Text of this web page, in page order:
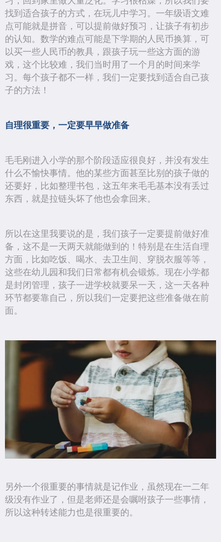
找到适合孩子的方式，在玩儿中学习。一年级语文难
点可能就是拼音，可以提前做好预习，让孩子有初步
的认知。数学的难点可能是下学期的人民币换算，可
以买一些人民币的教具，跟孩子玩一些这方面的游
戏，这个比较难，我们当时用了一个月的时间来学
习。每个孩子都不一样，我们一定要找到适合自己孩
子的方法！
自理很重要，一定要早早做准备
毛毛刚进入小学的那个阶段适应很良好，并没有发生
什么不愉快事情。他的某些方面甚至比别的孩子做的
还要好，比如整理书包，这五年来毛毛基本没有丢过
东西，就是拉链头坏了他也会拿回来。
所以在这里我要说的是，我们孩子一定要提前做好准
备，这不是一天两天就能做到的！特别是在生活自理
方面，比如吃饭、喝水、去卫生间、穿脱衣服等等，
这些在幼儿园和我们日常都有机会锻炼。现在小学都
是封闭管理，孩子一进学校就要呆一天，这一天各种
环节都要靠自己，所以我们一定要把这些准备做在前
面。
另外一个很重要的事情就是记作业，虽然现在一二年
级没有作业了，但是老师还是会嘱咐孩子一些事情，
所以这种转述能力也是很重要的。